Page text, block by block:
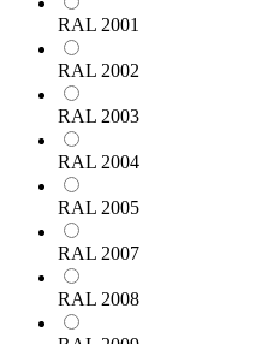
RAL 2001
RAL 2002
RAL 2003
RAL 2004
RAL 2005
RAL 2007
RAL 2008